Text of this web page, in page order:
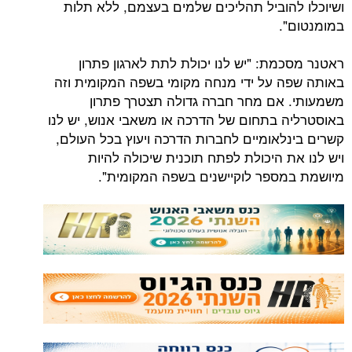
תהליכים שלמים בעצמם, ללא תלות
"יש לנו יכולת לתת לארגון פתרון
על ידי מנחה מקומי בשפה המקומית וזה
מחר חברה גדולה תצטרך פתרון
בתחום של הדרכה או משאבי אנוש, יש לנו
לחברות הדרכה ויעוץ בכל העולם,
היכולת לפתח תוכנית שיכולה להיות
לוקיישנים בשפה המקומית".